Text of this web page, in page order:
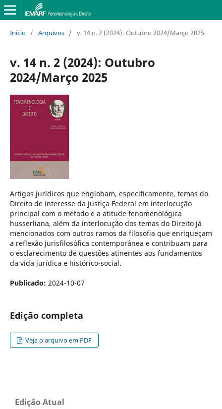
Início / Arquivos / v. 14 n. 2 (2024): Outubro 2024/Março 2025
v. 14 n. 2 (2024): Outubro
2024/Março 2025
Artigos jurídicos que englobam, especificamente, temas do
Direito de interesse da Justiça Federal em interlocução
principal com o método e a atitude fenomenológica
husserliana, além da interlocução dos temas do Direito já
mencionados com outros ramos da filosofia que enriqueçam
a reflexão jurisfilosófica contemporânea e contribuam para
o esclarecimento de questões atinentes aos fundamentos
da vida jurídica e histórico-social.
Publicado: 2024-10-07
Edição completa
Veja o arquivo em PDF
Edição Atual